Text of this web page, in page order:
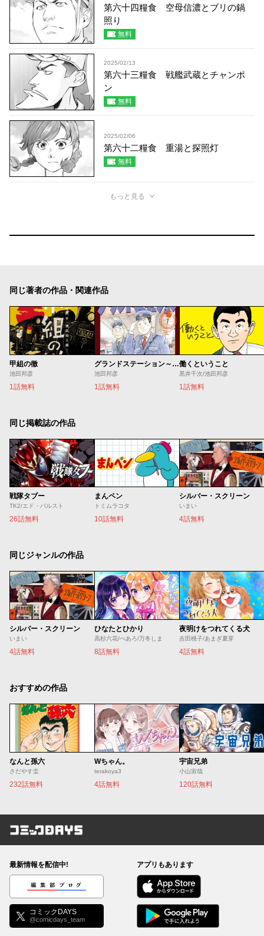
第六十四糧食 空母信濃とブリの鍋
照り
無料
2025/02/13
第六十三糧食 戦艦武蔵とチャンポ
ン
無料
2025/02/06
第六十二糧食 重湯と探照灯
無料
もっと見る
同じ著者の作品・関連作品
甲組の徹
池田邦彦
1話無料
グランドステーション～上野駅鉄道公安室日常～
池田邦彦
1話無料
働くということ
黒井千次/池田邦彦
1話無料
同じ掲載誌の作品
戦隊タブー
TK2/エド・バルスト
26話無料
まんペン
トミムラコタ
10話無料
シルバー・スクリーン
いまい
4話無料
同じジャンルの作品
シルバー・スクリーン
いまい
4話無料
ひなたとひかり
高杉六花/べあろ/万冬しま
8話無料
夜明けをつれてくる犬
吉田桃子/あまぎ夏芽
4話無料
おすすめの作品
なんと孫六
さだやす圭
232話無料
Wちゃん。
terakoya3
4話無料
宇宙兄弟
小山宙哉
120話無料
コミックDAYS
最新情報を配信中!
編集部ブログ
コミックDAYS
@comicdays_team
アプリもあります